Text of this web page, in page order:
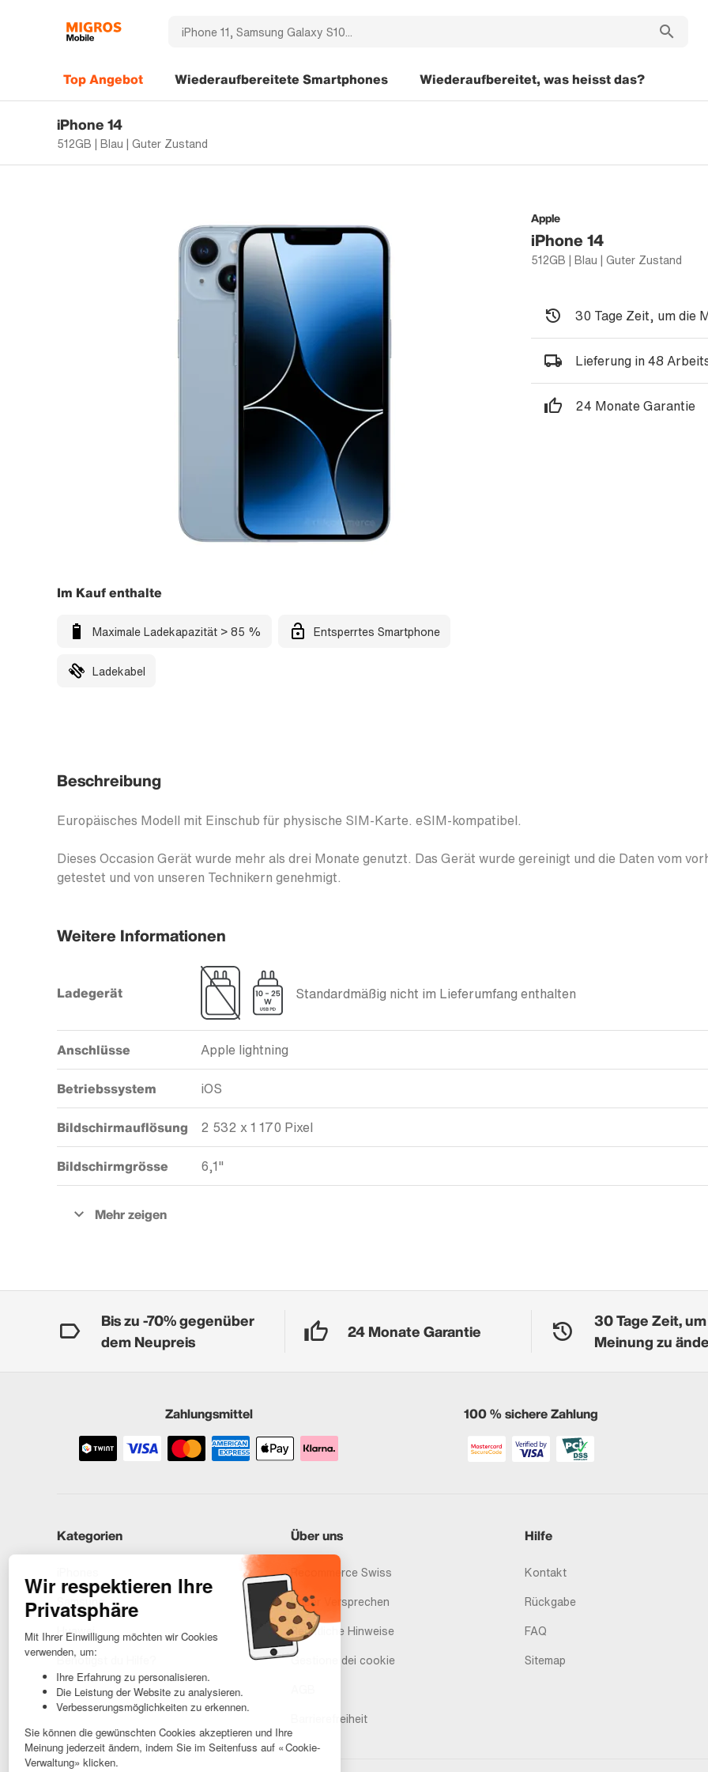
Top Angebot Wiederaufbereitete Smartphones Wiederaufbereitet, was heisst das?
iPhone 14
512GB | Blau | Guter Zustand
Apple
iPhone 14
512GB | Blau | Guter Zustand
Im Kauf enthalte
Maximale Ladekapazität > 85 % Entsperrtes Smartphone
Ladekabel
30 Tage Zeit, um die
Lieferung in 48
24 Monate Garantie
Beschreibung
Europäisches Modell mit Einschub für physische SIM-Karte. eSIM-kompatibel.
Dieses Occasion Gerät wurde mehr als drei Monate genutzt. Das Gerät wurde gereinigt und die Daten vom
getestet und von unseren Technikern genehmigt.
Weitere Informationen
Ladegerät Standardmäßig nicht im Lieferumfang enthalten
Anschlüsse Apple lightning
Betriebssystem iOS
Bildschirmauflösung 2 532 x 1 170 Pixel
Bildschirmgrösse 6,1"
Bis zu -70% gegenüber
dem Neupreis
24 Monate Garantie
30 Tage Zeit,
Meinung zu
Zahlungsmittel 100 % sichere Zahlung
Kategorien
Samsung
Huawei
Benötigst du Hilfe?
Über uns
Recommerce Swiss
Unser Versprechen
Rechtliche Hinweise
Gestione dei cookie
Barrierefreiheit
Hilfe
Kontakt
Rückgabe
FAQ
Sitemap